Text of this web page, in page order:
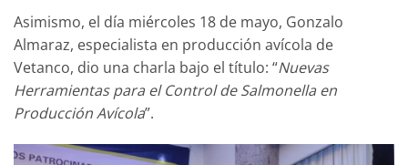
Asimismo, el día miércoles 18 de mayo, Gonzalo
Almaraz, especialista en producción avícola de
Vetanco, dio una charla bajo el título: “Nuevas
Herramientas para el Control de Salmonella en
Producción Avícola”.